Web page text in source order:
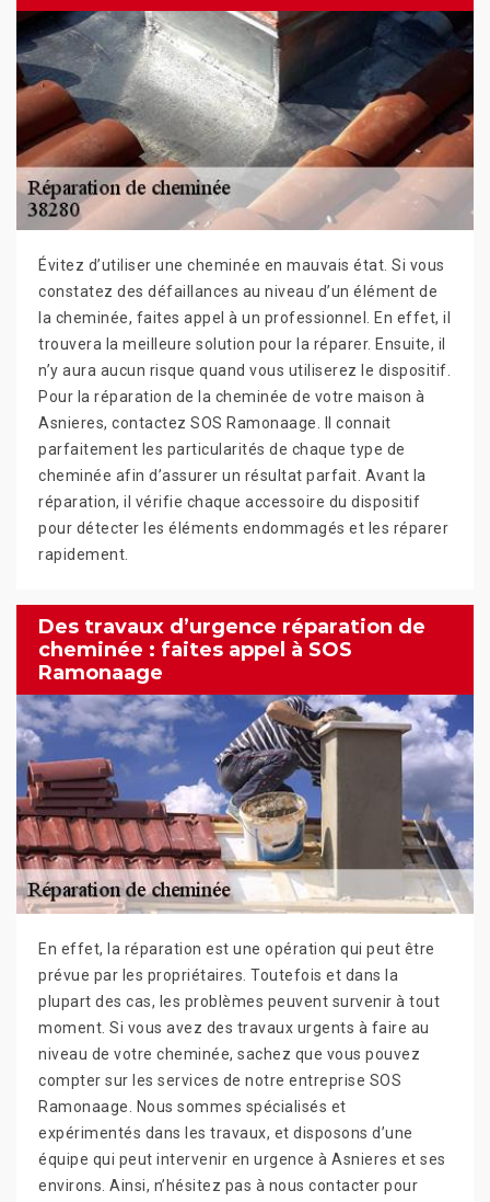
Évitez d’utiliser une cheminée en mauvais état. Si vous
constatez des défaillances au niveau d’un élément de
la cheminée, faites appel à un professionnel. En effet, il
trouvera la meilleure solution pour la réparer. Ensuite, il
n’y aura aucun risque quand vous utiliserez le dispositif.
Pour la réparation de la cheminée de votre maison à
Asnieres, contactez SOS Ramonaage. Il connait
parfaitement les particularités de chaque type de
cheminée afin d’assurer un résultat parfait. Avant la
réparation, il vérifie chaque accessoire du dispositif
pour détecter les éléments endommagés et les réparer
rapidement.
Des travaux d’urgence réparation de
cheminée : faites appel à SOS
Ramonaage
En effet, la réparation est une opération qui peut être
prévue par les propriétaires. Toutefois et dans la
plupart des cas, les problèmes peuvent survenir à tout
moment. Si vous avez des travaux urgents à faire au
niveau de votre cheminée, sachez que vous pouvez
compter sur les services de notre entreprise SOS
Ramonaage. Nous sommes spécialisés et
expérimentés dans les travaux, et disposons d’une
équipe qui peut intervenir en urgence à Asnieres et ses
environs. Ainsi, n’hésitez pas à nous contacter pour